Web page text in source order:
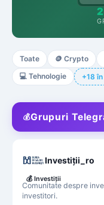
Toate 🪙 Crypto
💻 Tehnologie +18
💰Grupuri
Investiții_ro
Comunitate despre
investitori.
💰 Investiții